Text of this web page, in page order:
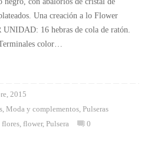
Una creación a lo Flower
16 hebras de cola de ratón.
color…
2015
, Moda y complementos, Pulseras
flores, flower, Pulsera 0